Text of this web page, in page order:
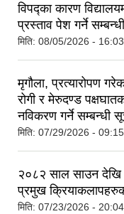
विपद्का कारण
प्रस्ताव पेश गर्ने
मिति: 08/05/2026 - 16:03
मृगौला, प्रत्यारोपण
रोगी र मेरुदण्ड
नविकरण गर्ने सम्बन्धी
मिति: 07/29/2026 - 09:15
२०८२ साल साउन देखि
प्रमुख
मिति: 07/23/2026 - 20:04